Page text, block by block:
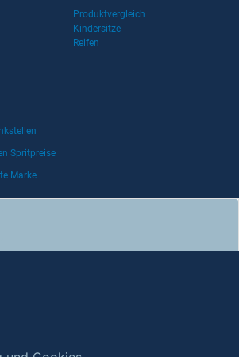
Produktvergleich
Kindersitze
Reifen
Spritpreise
Marke